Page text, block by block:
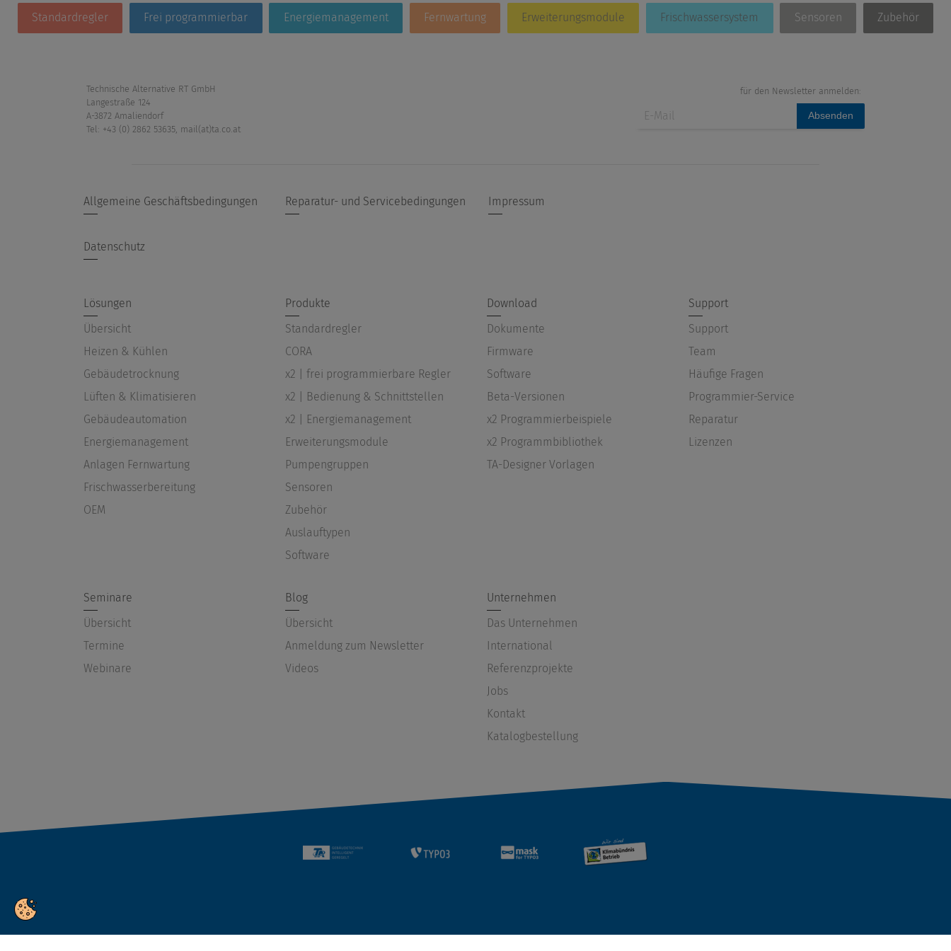
Standardregler Frei programmierbar Energiemanagement Fernwartung Erweiterungsmodule Frischwassersystem Sensoren Zubehör
Technische Alternative RT GmbH
Langestraße 124
A-3872 Amaliendorf
Tel: +43 (0) 2862 53635 mail(at)ta.co.at
für den Newsletter anmelden:
Absenden
Allgemeine Geschäftsbedingungen Reparatur- und Servicebedingungen Impressum
Datenschutz
Lösungen
Übersicht
Heizen & Kühlen
Gebäudetrocknung
Lüften & Klimatisieren
Gebäudeautomation
Energiemanagement
Anlagen Fernwartung
Frischwasserbereitung
OEM
Produkte
Standardregler
CORA
x2 | frei programmierbare Regler
x2 | Bedienung & Schnittstellen
x2 | Energiemanagement
Erweiterungsmodule
Pumpengruppen
Sensoren
Zubehör
Auslauftypen
Software
Download
Dokumente
Firmware
Software
Beta-Versionen
x2 Programmierbeispiele
x2 Programmbibliothek
TA-Designer Vorlagen
Support
Support
Team
Häufige Fragen
Programmier-Service
Reparatur
Lizenzen
Seminare
Übersicht
Termine
Webinare
Blog
Übersicht
Anmeldung zum Newsletter
Videos
Unternehmen
Das Unternehmen
International
Referenzprojekte
Jobs
Kontakt
Katalogbestellung